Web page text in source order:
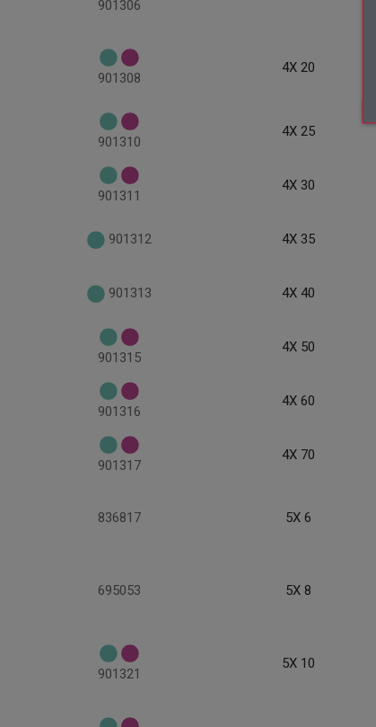
901306
901308
4X 20
901310
4X 25
901311
4X 30
901312 4X 35
901313 4X 40
901315
4X 50
901316
4X 60
901317
4X 70
836817 5X 6
695053 5X 8
901321
5X 10